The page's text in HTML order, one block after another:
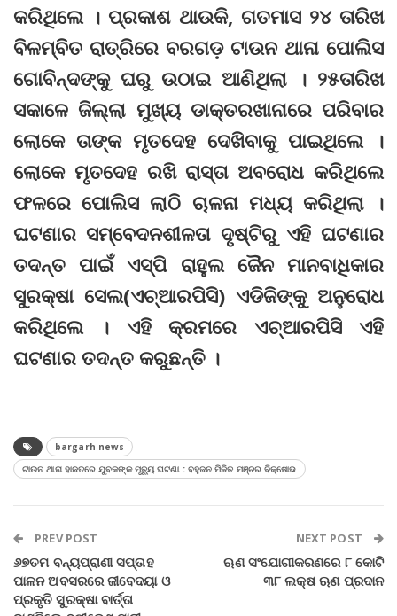
କରିଥିଲେ । ପ୍ରକାଶ ଥାଉକି, ଗତମାସ ୨୪ ତାରିଖ
ବିଳମ୍ବିତ ରାତ୍ରିରେ ବରଗଡ଼ ଟାଉନ ଥାନା ପୋଲିସ
ଗୋବିନ୍ଦଙ୍କୁ ଘରୁ ଉଠାଇ ଆଣିଥିଲା । ୨୫ତାରିଖ
ସକାଳେ ଜିଲ୍ଲା ମୁଖ୍ୟ ଡାକ୍ତରଖାନାରେ ପରିବାର
ଲୋକେ ତାଙ୍କ ମୃତଦେହ ଦେଖିବାକୁ ପାଇଥିଲେ ।
ଲୋକେ ମୃତଦେହ ରଖି ରାସ୍ତା ଅବରୋଧ କରିଥିଲେ
ଫଳରେ ପୋଲିସ ଲାଠି ଚାଳନା ମଧ୍ୟ କରିଥିଲା ।
ଘଟଣାର ସମ୍ବେଦନଶୀଳତା ଦୃଷ୍ଟିରୁ ଏହି ଘଟଣାର
ତଦନ୍ତ ପାଇଁ ଏସ୍‌ପି ରାହୁଲ ଜୈନ ମାନବାଧିକାର
ସୁରକ୍ଷା ସେଲ(ଏଚ୍‌ଆରପିସି) ଏଡିଜିଙ୍କୁ ଅନୁରୋଧ
କରିଥିଲେ । ଏହି କ୍ରମରେ ଏଚ୍‌ଆରପିସି ଏହି
ଘଟଣାର ତଦନ୍ତ କରୁଛନ୍ତି ।
bargarh news
ଟାଉନ ଥାନା ହାଜତରେ ଯୁବକଙ୍କ ମୃତ୍ୟୁ ଘଟଣା : ବହୁଜନ ମିଳିତ ମଞ୍ଚର ବିକ୍ଷୋଭ
PREV POST
୬୭ତମ ବନ୍ୟପ୍ରାଣୀ ସପ୍ତାହ
ପାଳନ ଅବସରରେ ଜୀବେଦୟା ଓ
ପ୍ରକୃତି ସୁରକ୍ଷା ବାର୍ତ୍ତା
NEXT POST
ଋଣ ସଂଯୋଗୀକରଣରେ ୮ କୋଟି
୩୮ ଲକ୍ଷ ଋଣ ପ୍ରଦାନ